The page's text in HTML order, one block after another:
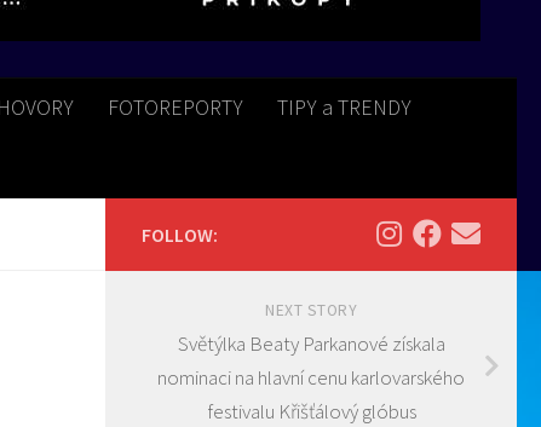
FOTOREPORTY TIPY a TRENDY
FOLLOW:
NEXT STORY
Světýlka Beaty Parkanové získala
nominaci na hlavní cenu karlovarského
festivalu Křišťálový glóbus